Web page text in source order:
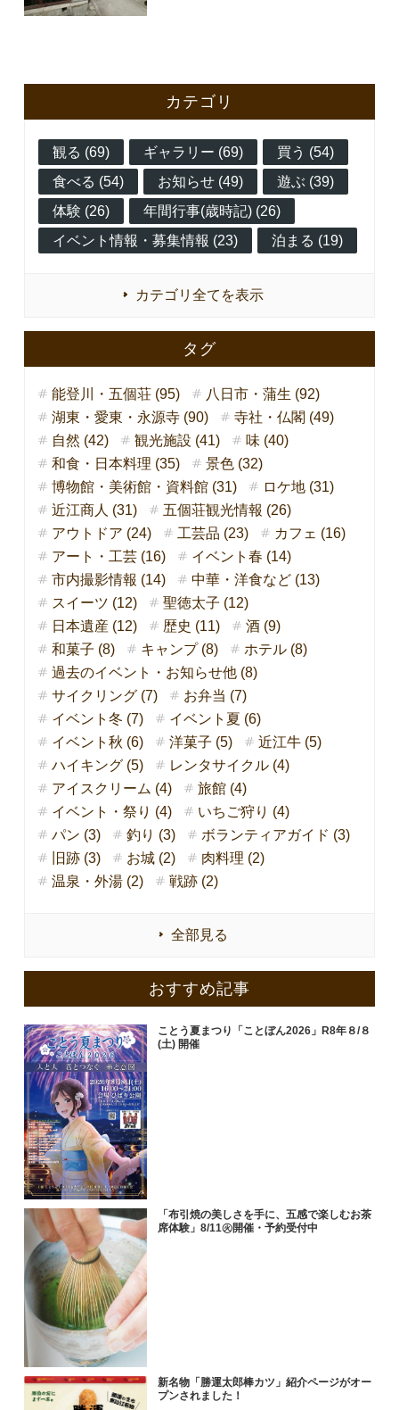
カテゴリ
観る (69) ギャラリー (69)
買う (54)
食べる (54)
お知らせ (49)
遊ぶ (39)
体験 (26)
年間行事(歳時記) (26)
イベント情報・募集情報 (23)
泊まる (19)
カテゴリ全てを表示
タグ
能登川・五個荘 (95)
八日市・蒲生 (92)
湖東・愛東・永源寺 (90)
寺社・仏閣 (49)
自然 (42)
観光施設 (41)
味 (40)
和食・日本料理 (35)
景色 (32)
博物館・美術館・資料館 (31)
ロケ地 (31)
近江商人 (31)
五個荘観光情報 (26)
アウトドア (24)
工芸品 (23)
カフェ (16)
アート・工芸 (16)
イベント春 (14)
市内撮影情報 (14)
中華・洋食など (13)
スイーツ (12)
聖徳太子 (12)
日本遺産 (12)
歴史 (11)
酒 (9)
和菓子 (8)
キャンプ (8)
ホテル (8)
過去のイベント・お知らせ他 (8)
サイクリング (7)
お弁当 (7)
イベント冬 (7)
イベント夏 (6)
イベント秋 (6)
洋菓子 (5)
近江牛 (5)
ハイキング (5)
レンタサイクル (4)
アイスクリーム (4)
旅館 (4)
イベント・祭り (4)
いちご狩り (4)
パン (3)
釣り (3)
ボランティアガイド (3)
旧跡 (3)
お城 (2)
肉料理 (2)
温泉・外湯 (2)
戦跡 (2)
全部見る
おすすめ記事
ことう夏まつり「ことぼん2026」R8年８/８
(土) 開催
「布引焼の美しさを手に、五感で楽しむお茶
席体験」8/11㊋開催・予約受付中
新名物「勝運太郎棒カツ」紹介ページがオー
プンされました！